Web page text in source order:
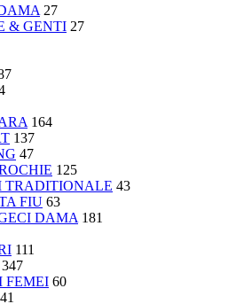
27
& GENTI 27
164
137
47
125
TRADITIONALE 43
FIU 63
DAMA 181
111
347
FEMEI 60
41